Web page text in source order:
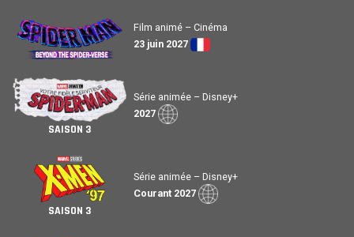
Film animé – Cinéma
23 juin 2027
SAISON 3
Série animée – Disney+
2027
SAISON 3
Série animée – Disney+
Courant 2027